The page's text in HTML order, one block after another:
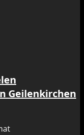
Geilenkirchen